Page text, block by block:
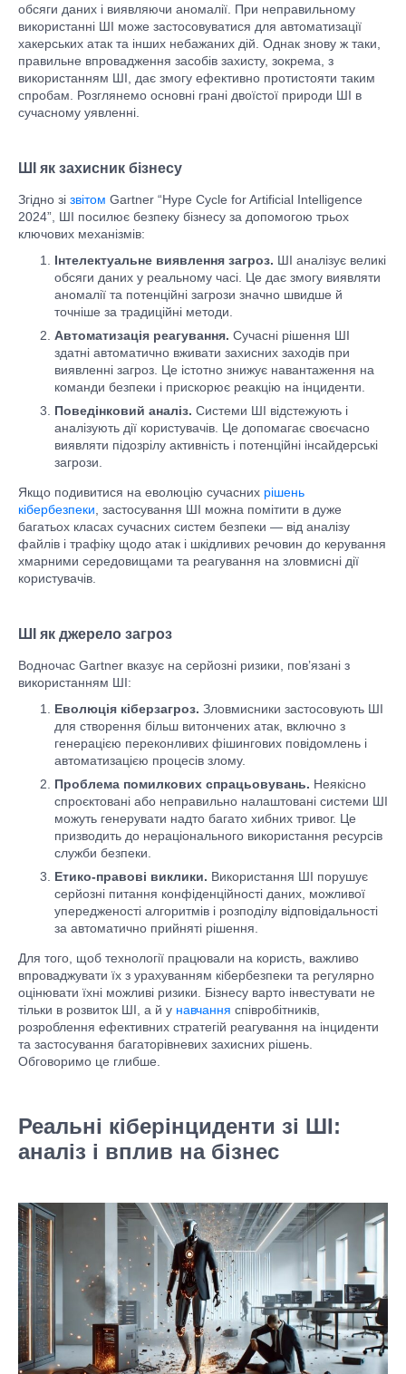
обсяги даних і виявляючи аномалії. При неправильному
використанні ШІ може застосовуватися для автоматизації
хакерських атак та інших небажаних дій. Однак знову ж таки,
правильне впровадження засобів захисту, зокрема, з
використанням ШІ, дає змогу ефективно протистояти таким
спробам. Розглянемо основні грані двоїстої природи ШІ в
сучасному уявленні.
ШІ як захисник бізнесу
Згідно зі звітом Gartner “Hype Cycle for Artificial Intelligence
2024”, ШІ посилює безпеку бізнесу за допомогою трьох
ключових механізмів:
Інтелектуальне виявлення загроз. ШІ аналізує великі
обсяги даних у реальному часі. Це дає змогу виявляти
аномалії та потенційні загрози значно швидше й
точніше за традиційні методи.
Автоматизація реагування. Сучасні рішення ШІ
здатні автоматично вживати захисних заходів при
виявленні загроз. Це істотно знижує навантаження на
команди безпеки і прискорює реакцію на інциденти.
Поведінковий аналіз. Системи ШІ відстежують і
аналізують дії користувачів. Це допомагає своєчасно
виявляти підозрілу активність і потенційні інсайдерські
загрози.
Якщо подивитися на еволюцію сучасних рішень
кібербезпеки , застосування ШІ можна помітити в дуже
багатьох класах сучасних систем безпеки — від аналізу
файлів і трафіку щодо атак і шкідливих речовин до керування
хмарними середовищами та реагування на зловмисні дії
користувачів.
ШІ як джерело загроз
Водночас Gartner вказує на серйозні ризики, пов’язані з
використанням ШІ:
Еволюція кіберзагроз. Зловмисники застосовують ШІ
для створення більш витончених атак, включно з
генерацією переконливих фішингових повідомлень і
автоматизацією процесів злому.
Проблема помилкових спрацьовувань. Неякісно
спроєктовані або неправильно налаштовані системи ШІ
можуть генерувати надто багато хибних тривог. Це
призводить до нераціонального використання ресурсів
служби безпеки.
Етико-правові виклики. Використання ШІ порушує
серйозні питання конфіденційності даних, можливої
упередженості алгоритмів і розподілу відповідальності
за автоматично прийняті рішення.
Для того, щоб технології працювали на користь, важливо
впроваджувати їх з урахуванням кібербезпеки та регулярно
оцінювати їхні можливі ризики. Бізнесу варто інвестувати не
тільки в розвиток ШІ, а й у навчання співробітників,
розроблення ефективних стратегій реагування на інциденти
та застосування багаторівневих захисних рішень.
Обговоримо це глибше.
Реальні кіберінциденти зі ШІ:
аналіз і вплив на бізнес